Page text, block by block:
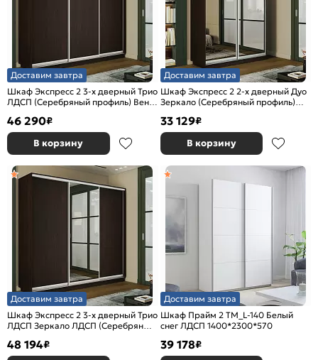
Доставим завтра
Шкаф Экспресс 2 3-х дверный Трио
ЛДСП (Серебряный профиль) Венге
46 290₽
В корзину
Доставим завтра
Шкаф Экспресс 2 2-х дверный Дуо
Зеркало (Серебряный профиль)
33 129₽
В корзину
Доставим завтра
Шкаф Экспресс 2 3-х дверный Трио
ЛДСП Зеркало ЛДСП (Серебряный
48 194₽
Доставим завтра
Шкаф Прайм 2 TM_L-140 Белый
снег ЛДСП 1400*2300*570
39 178₽